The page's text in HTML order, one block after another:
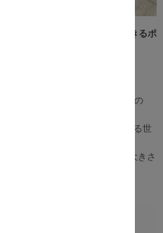
、しなやかな寝心地を体感できるポ
ー）。
ルサイズのみとなります。
スにかかる“耐圧を分散”しますの
マットレス。
アした、安心の品質は、あらゆる世
た。
、エレベーターや通路、扉の大きさ